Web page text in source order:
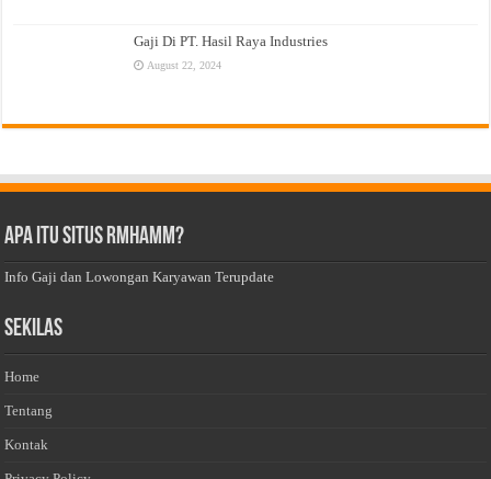
Gaji Di PT. Hasil Raya Industries
August 22, 2024
Apa Itu Situs Rmhamm?
Info Gaji dan Lowongan Karyawan Terupdate
Sekilas
Home
Tentang
Kontak